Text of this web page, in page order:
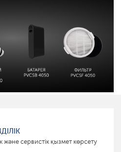
және сервистік қызмет көрсету